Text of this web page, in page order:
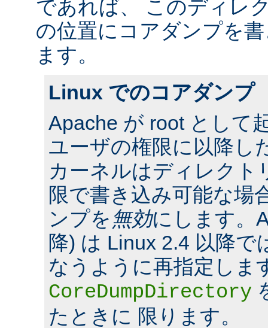
であれば、 このディレ
の位置にコアダンプを
ます。
Linux でのコアダンプ
Apache が root として
ユーザの権限に以降し
カーネルはディレクト
限で書き込み可能な場
ンプを無効にします。
降) は Linux 2.4 以降で
なうように再指定しま
CoreDumpDirectory
たときに 限ります。